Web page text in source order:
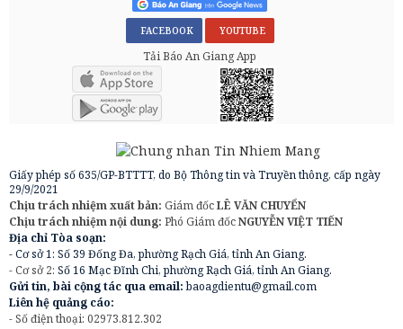
FACEBOOK YOUTUBE
Tải Báo An Giang App
Giấy phép số 635/GP-BTTTT, do Bộ Thông tin và Truyền thông, cấp ngày
29/9/2021
Chịu trách nhiệm xuất bản: Giám đốcLÊ VĂN CHUYỂN
Chịu trách nhiệm nội dung: Phó Giám đốcNGUYỄN VIỆT TIẾN
Địa chỉ Tòa soạn:
- Cơ sở 1: Số 39 Đống Đa, phường Rạch Giá, tỉnh An Giang.
- Cơ sở 2: Số 16 Mạc Đĩnh Chi, phường Rạch Giá, tỉnh An Giang.
Gửi tin, bài cộng tác qua email:baoagdientu@gmail.com
Liên hệ quảng cáo:
- Số điện thoại: 02973.812.302